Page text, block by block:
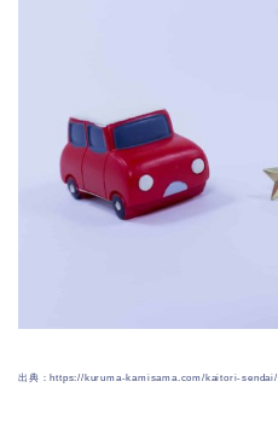
出典：https://kuruma-kamisama.com/kaitori-sendai/